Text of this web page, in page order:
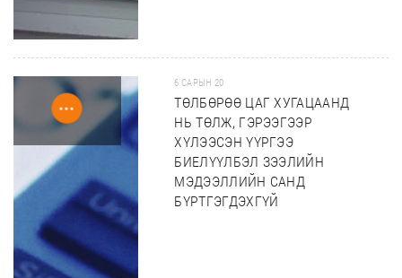
6 САРЫН 20
ТӨЛБӨРӨӨ ЦАГ ХУГАЦААНД
НЬ ТӨЛЖ, ГЭРЭЭГЭЭР
ХҮЛЭЭСЭН ҮҮРГЭЭ
БИЕЛҮҮЛБЭЛ ЗЭЭЛИЙН
МЭДЭЭЛЛИЙН САНД
БҮРТГЭГДЭХГҮЙ